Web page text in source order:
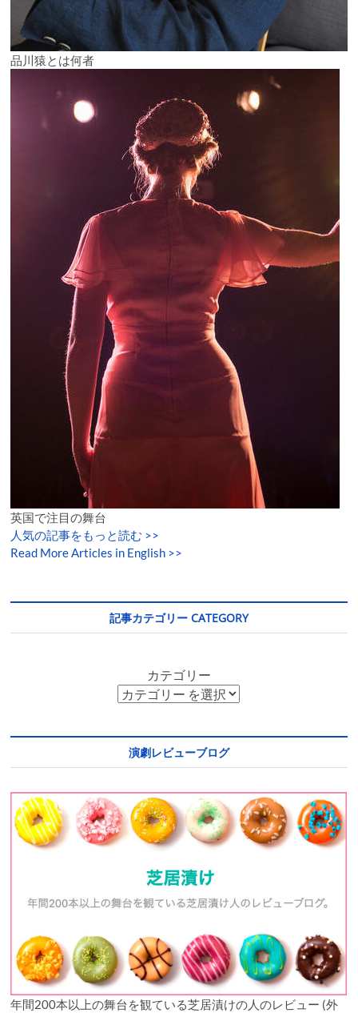
品川猿とは何者
英国で注目の舞台
人気の記事をもっと読む >>
Read More Articles in English >>
記事カテゴリー CATEGORY
カテゴリー
演劇レビューブログ
年間200本以上の舞台を観ている芝居漬けの人のレビュー (外